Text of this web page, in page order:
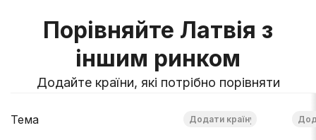
Порівняйте Латвія з
іншим ринком
Додайте країни, які потрібно порівняти
Тема